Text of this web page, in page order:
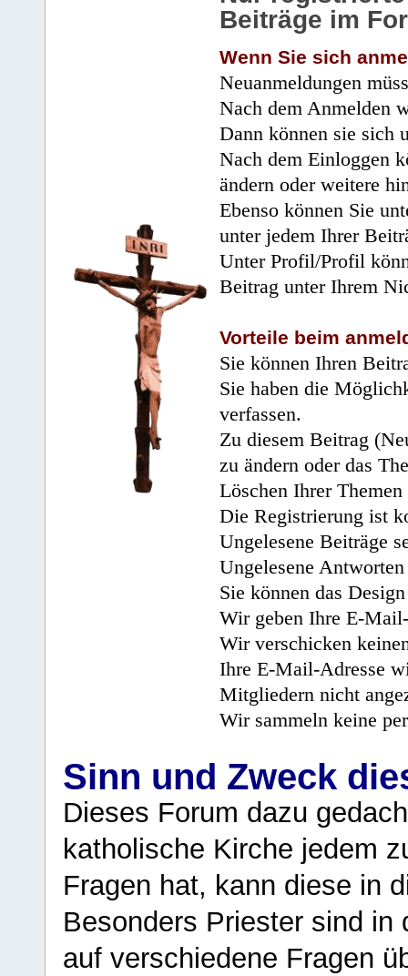
Beiträge im
Wenn Sie sich
Neuanmeldungen
Nach dem Anmelden
Dann können sie sich
Nach dem Einloggen
ändern oder weitere
Ebenso können Sie
unter jedem Ihrer
Unter Profil/Profil
Beitrag unter Ihrem
Vorteile beim
Sie können Ihren
Sie haben die
verfassen.
Zu diesem Beitrag
zu ändern oder das
Löschen Ihrer
Die Registrierung ist
Ungelesene Beiträge
Ungelesene
Sie können das
Wir geben Ihre E-
Wir verschicken
Ihre E-Mail-Adresse
Mitgliedern nicht
Wir sammeln keine
Sinn und Zweck
Dieses Forum dazu
katholische Kirche jedem
Fragen hat, kann diese in
Besonders Priester sind in
auf verschiedene Fragen